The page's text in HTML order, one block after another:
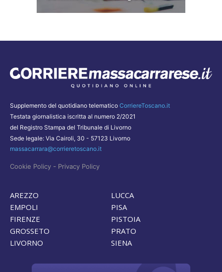
Supplemento del quotidiano telematico CorriereToscano.it
Testata giornalistica iscritta al numero 2/2021
del Registro Stampa del Tribunale di Livorno
Sede legale: Via Cairoli, 30 - 57123 Livorno
massacarrara@corrieretoscano.it
Cookie Policy - Privacy Policy
AREZZO
EMPOLI
FIRENZE
GROSSETO
LIVORNO
LUCCA
PISA
PISTOIA
PRATO
SIENA